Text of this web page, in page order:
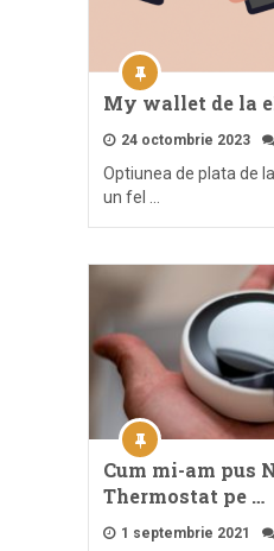
My wallet de la
24 octombrie 2023
Optiunea de plata de
un fel …
Cum mi-am pus
Thermostat pe …
1 septembrie 2021